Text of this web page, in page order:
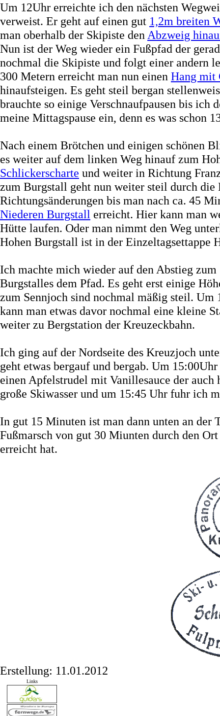
Um 12Uhr erreichte ich den nächsten
verweist. Er geht auf einen gut 1,2m breiten
man oberhalb der Skipiste den Abzweig
Nun ist der Weg wieder ein Fußpfad der
nochmal die Skipiste und folgt einer andern
300 Metern erreicht man nun einen Hang mit
hinaufsteigen. Es geht steil bergan
brauchte so einige Verschnaufpausen bis ich
meine Mittagspause ein, denn es was schon
Nach einem Brötchen und einigen schönen
es weiter auf dem linken Weg hinauf zum
Schlickerscharte und weiter in Richtung
zum Burgstall geht nun weiter steil durch
Richtungsänderungen bis man nach ca. 45
Niederen Burgstall erreicht. Hier kann man
Hütte laufen. Oder man nimmt den Weg
Hohen Burgstall ist in der Einzeltagsettappe
Ich machte mich wieder auf den Abstieg
Burgstalles dem Pfad. Es geht erst einige
zum Sennjoch sind nochmal mäßig steil.
kann man etwas davor nochmal eine kleine
weiter zu Bergstation der Kreuzeckbahn.
Ich ging auf der Nordseite des Kreuzjoch
geht etwas bergauf und bergab. Um
einen Apfelstrudel mit Vanillesauce der
große Skiwasser und um 15:45 Uhr fuhr ich
In gut 15 Minuten ist man dann unten an der
Fußmarsch von gut 30 Miunten durch den
erreicht hat.
Erstellung: 11.01.2012
Links